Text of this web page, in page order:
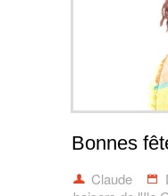
Bonnes
Claude